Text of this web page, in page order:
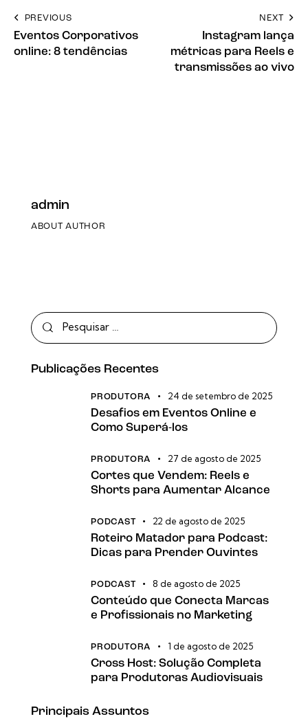
PREVIOUS
Eventos Corporativos
online: 8 tendências
NEXT
Instagram lança
métricas para Reels e
transmissões ao vivo
admin
ABOUT AUTHOR
Publicações Recentes
PRODUTORA 24 de setembro de 2025
Desafios em Eventos Online e
Como Superá-los
PRODUTORA 27 de agosto de 2025
Cortes que Vendem: Reels e
Shorts para Aumentar Alcance
PODCAST 22 de agosto de 2025
Roteiro Matador para Podcast:
Dicas para Prender Ouvintes
PODCAST 8 de agosto de 2025
Conteúdo que Conecta Marcas
e Profissionais no Marketing
PRODUTORA 1 de agosto de 2025
Cross Host: Solução Completa
para Produtoras Audiovisuais
Principais Assuntos